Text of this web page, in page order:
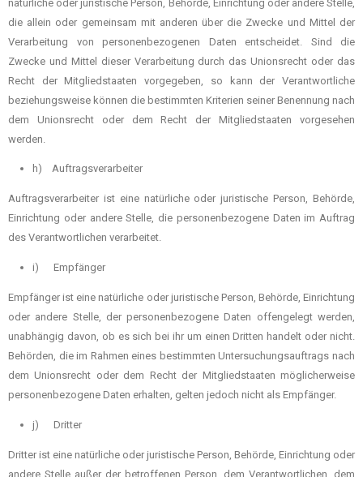
natürliche oder juristische Person, Behörde, Einrichtung oder andere Stelle,
die allein oder gemeinsam mit anderen über die Zwecke und Mittel der
Verarbeitung von personenbezogenen Daten entscheidet. Sind die
Zwecke und Mittel dieser Verarbeitung durch das Unionsrecht oder das
Recht der Mitgliedstaaten vorgegeben, so kann der Verantwortliche
beziehungsweise können die bestimmten Kriterien seiner Benennung nach
dem Unionsrecht oder dem Recht der Mitgliedstaaten vorgesehen
werden.
h) Auftragsverarbeiter
Auftragsverarbeiter ist eine natürliche oder juristische Person, Behörde,
Einrichtung oder andere Stelle, die personenbezogene Daten im Auftrag
des Verantwortlichen verarbeitet.
i) Empfänger
Empfänger ist eine natürliche oder juristische Person, Behörde, Einrichtung
oder andere Stelle, der personenbezogene Daten offengelegt werden,
unabhängig davon, ob es sich bei ihr um einen Dritten handelt oder nicht.
Behörden, die im Rahmen eines bestimmten Untersuchungsauftrags nach
dem Unionsrecht oder dem Recht der Mitgliedstaaten möglicherweise
personenbezogene Daten erhalten, gelten jedoch nicht als Empfänger.
j) Dritter
Dritter ist eine natürliche oder juristische Person, Behörde, Einrichtung oder
andere Stelle außer der betroffenen Person, dem Verantwortlichen, dem